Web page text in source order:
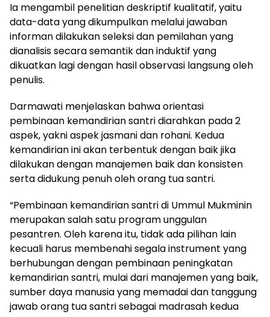
Ia mengambil penelitian deskriptif kualitatif, yaitu
data-data yang dikumpulkan melalui jawaban
informan dilakukan seleksi dan pemilahan yang
dianalisis secara semantik dan induktif yang
dikuatkan lagi dengan hasil observasi langsung oleh
penulis.
Darmawati menjelaskan bahwa orientasi
pembinaan kemandirian santri diarahkan pada 2
aspek, yakni aspek jasmani dan rohani. Kedua
kemandirian ini akan terbentuk dengan baik jika
dilakukan dengan manajemen baik dan konsisten
serta didukung penuh oleh orang tua santri.
“Pembinaan kemandirian santri di Ummul Mukminin
merupakan salah satu program unggulan
pesantren. Oleh karena itu, tidak ada pilihan lain
kecuali harus membenahi segala instrument yang
berhubungan dengan pembinaan peningkatan
kemandirian santri, mulai dari manajemen yang baik,
sumber daya manusia yang memadai dan tanggung
jawab orang tua santri sebagai madrasah kedua